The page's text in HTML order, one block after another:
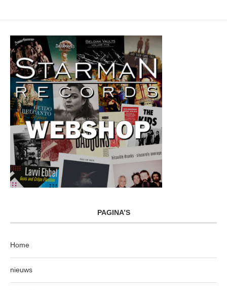
PAGINA’S
Home
nieuws